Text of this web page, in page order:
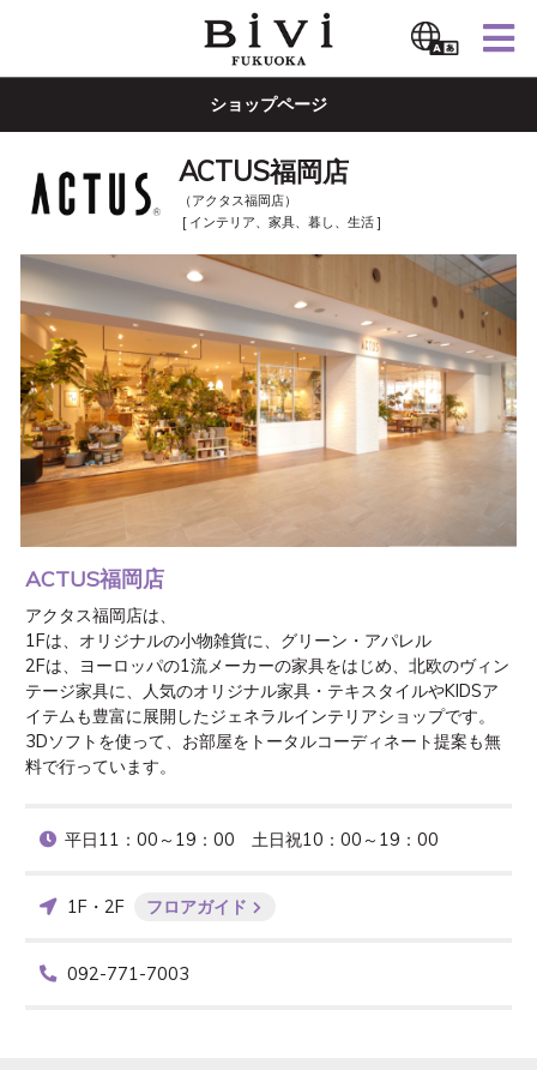
ショップページ
ACTUS福岡店
（アクタス福岡店）
[ インテリア、家具、暮し、生活 ]
ACTUS福岡店
アクタス福岡店は、
1Fは、オリジナルの小物雑貨に、グリーン・アパレル
2Fは、ヨーロッパの1流メーカーの家具をはじめ、北欧のヴィン
テージ家具に、人気のオリジナル家具・テキスタイルやKIDSア
イテムも豊富に展開したジェネラルインテリアショップです。
3Dソフトを使って、お部屋をトータルコーディネート提案も無
料で行っています。
平日11：00～19：00　土日祝10：00～19：00
1F・2F フロアガイド
092-771-7003